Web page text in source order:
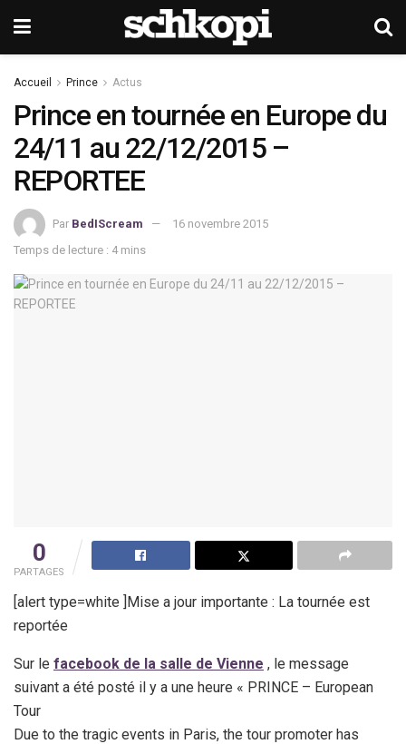
Accueil Prince Actus
Prince en tournée en Europe du
24/11 au 22/12/2015 –
REPORTEE
Par BedIScream
16 novembre 2015
Temps de lecture : 4 mins
0
PARTAGES
[alert type=white ]Mise a jour importante : La tournée est
reportée
Sur le facebook de la salle de Vienne , le message
suivant a été posté il y a une heure « PRINCE – European
Tour
Due to the tragic events in Paris, the tour promoter has